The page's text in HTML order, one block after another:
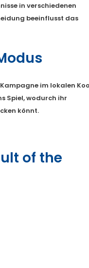
in verschiedenen
beeinflusst das
im lokalen
Spiel, wodurch ihr
könnt.
of the